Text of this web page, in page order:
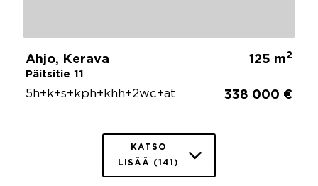
Ahjo, Kerava
Päitsitie 11
125 m2
5h+k+s+kph+khh+2wc+at 338 000 €
KATSO
LISÄÄ (141)